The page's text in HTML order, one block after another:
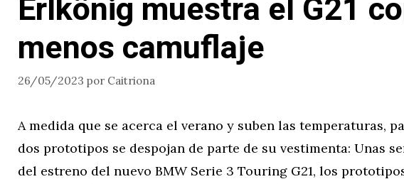
Erlkönig muestra el G21
menos camuflaje
26/05/2023 por Caitriona
A medida que se acerca el verano y suben las temperaturas,
dos prototipos se despojan de parte de su vestimenta: Unas
del estreno del nuevo BMW Serie 3 Touring G21, los